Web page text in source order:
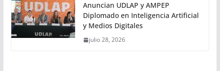
Anuncian UDLAP y AMPEP
Diplomado en Inteligencia Artificial
y Medios Digitales
julio 28, 2026